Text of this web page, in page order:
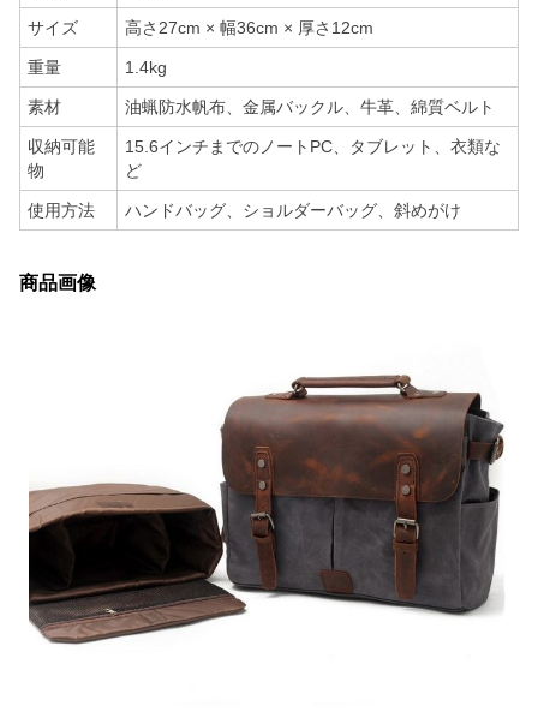
サイズ 高さ27cm × 幅36cm × 厚さ12cm
重量 1.4kg
素材 油蝋防水帆布、金属バックル、牛革、綿質ベルト
収納可能
物
15.6インチまでのノートPC、タブレット、衣類な
ど
使用方法 ハンドバッグ、ショルダーバッグ、斜めがけ
商品画像